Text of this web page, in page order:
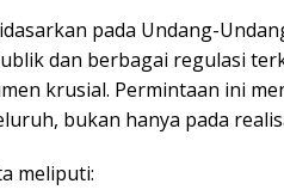
pada Undang-
dan berbagai regulasi
krusial. Permintaan ini
bukan hanya pada
meliputi: